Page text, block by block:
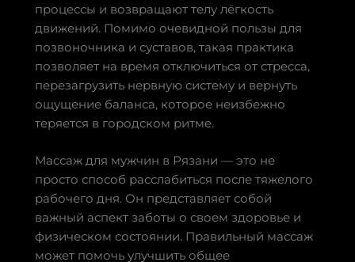
процессы и возвращают телу лёгкость
движений. Помимо очевидной пользы для
позвоночника и суставов, такая практика
позволяет на время отключиться от стресса,
перезагрузить нервную систему и вернуть
ощущение баланса, которое неизбежно
теряется в городском ритме.
Массаж для мужчин в Рязани — это не
просто способ расслабиться после тяжелого
рабочего дня. Он представляет собой
важный аспект заботы о своем здоровье и
физическом состоянии. Правильный массаж
может помочь улучшить общее